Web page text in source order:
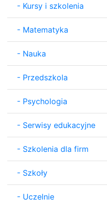
- Kursy i szkolenia
- Matematyka
- Nauka
- Przedszkola
- Psychologia
- Serwisy edukacyjne
- Szkolenia dla firm
- Szkoły
- Uczelnie